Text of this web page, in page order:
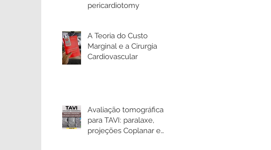
pericardiotomy
A Teoria do Custo
Marginal e a Cirurgia
Cardiovascular
Avaliação tomográfica
para TAVI: paralaxe,
projeções Coplanar e